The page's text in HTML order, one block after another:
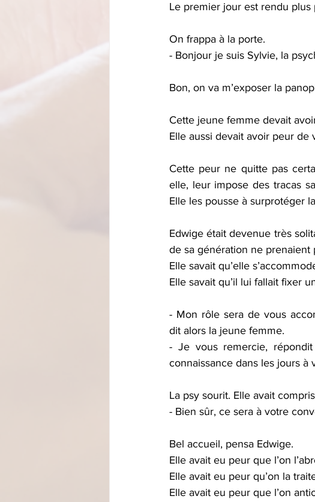
Le premier jour est rendu plus
On frappa à la porte.
- Bonjour je suis Sylvie, la
Bon, on va m’exposer la
Cette jeune femme devait
Elle aussi devait avoir peur de
Cette peur ne quitte pas
elle, leur impose des tracas
Elle les pousse à surprotéger
Edwige était devenue très
de sa génération ne prenaient
Elle savait qu’elle
Elle savait qu’il lui fallait fixer
- Mon rôle sera de vous
dit alors la jeune femme.
- Je vous remercie,
connaissance dans les jours à
La psy sourit. Elle avait
- Bien sûr, ce sera à votre
Bel accueil, pensa Edwige.
Elle avait eu peur que l’on
Elle avait eu peur qu’on la
Elle avait eu peur que l’on